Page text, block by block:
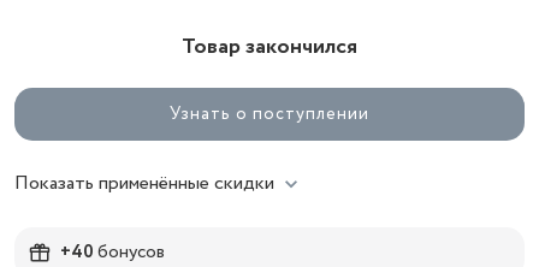
Товар закончился
Узнать о поступлении
Показать применённые скидки
+40бонусов